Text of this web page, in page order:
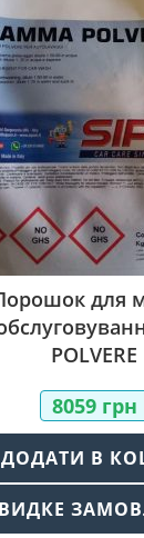
для
POLVERE
8059 грн
ДОДАТИ В